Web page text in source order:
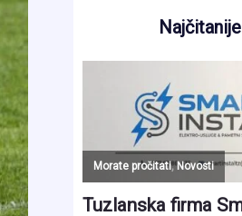
Najčitanije